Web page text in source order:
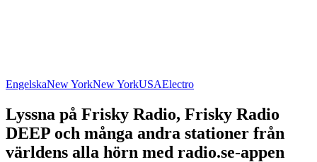
EngelskaNew YorkNew YorkUSAElectro
Lyssna på Frisky Radio, Frisky Radio
DEEP och många andra stationer från
världens alla hörn med radio.se-appen